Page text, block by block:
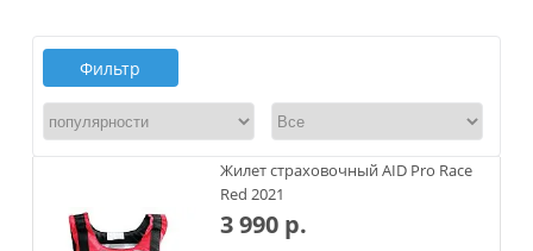
Фильтр
Жилет страховочный AID Pro Race
Red 2021
3 990 р.